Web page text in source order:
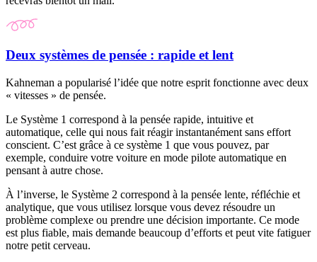
Deux systèmes de pensée : rapide et lent
Kahneman a popularisé l’idée que notre esprit fonctionne avec deux
« vitesses » de pensée.
Le Système 1 correspond à la pensée rapide, intuitive et
automatique, celle qui nous fait réagir instantanément sans effort
conscient. C’est grâce à ce système 1 que vous pouvez, par
exemple, conduire votre voiture en mode pilote automatique en
pensant à autre chose.
À l’inverse, le Système 2 correspond à la pensée lente, réfléchie et
analytique, que vous utilisez lorsque vous devez résoudre un
problème complexe ou prendre une décision importante. Ce mode
est plus fiable, mais demande beaucoup d’efforts et peut vite fatiguer​
notre petit cerveau.